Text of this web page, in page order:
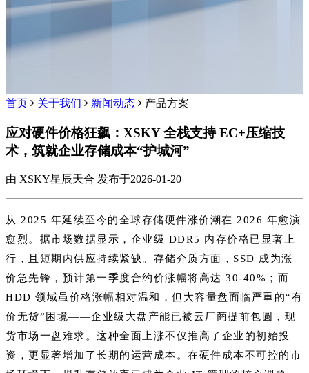
首页 关于我们 新闻动态 产品方案
应对硬件价格狂飙：XSKY 全栈支持 EC+压缩技
术，筑就企业存储成本“护城河”
由 XSKY星辰天合 发布于2026-01-20
从 2025 年延续至今的全球存储硬件涨价潮在 2026 年愈演
愈烈。据市场数据显示，企业级 DDR5 内存价格已显著上
行，且短期内供应持续紧缺。存储介质方面，SSD 成为涨
价急先锋，预计第一季度合约价涨幅将高达 30-40%；而
HDD 领域虽价格涨幅相对温和，但大容量盘面临严重的“有
价无货”困境——企业级大盘产能已被云厂商提前包圆，现
货市场一盘难求。这种全面上涨不仅推高了企业的初始投
资，更显著增加了长期的运营成本。在硬件成本不可控的市